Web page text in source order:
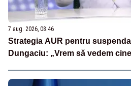
7 aug. 2026, 08:46
Strategia AUR pentru
Dungaciu: „Vrem să vedem